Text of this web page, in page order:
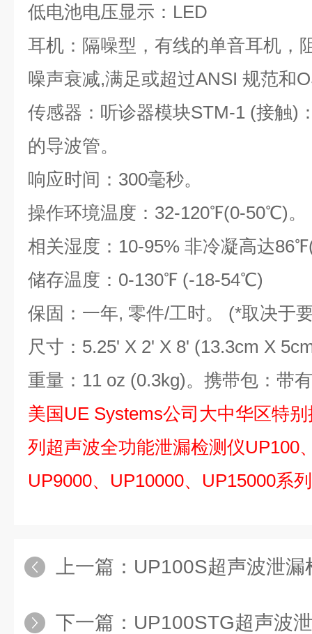
低电池电压显示：LED
耳机：隔噪型，有线的单音耳机，
噪声衰减,满足或超过ANSI 规范和
传感器：听诊器模块STM-1 (接触)
的导波管。
响应时间：300毫秒。
操作环境温度：32-120℉(0-50℃)。
相关湿度：10-95% 非冷凝高达
储存温度：0-130℉ (-18-54℃)
保固：一年, 零件/工时。 (*取决于
尺寸：5.25' X 2' X 8' (13.3cm X
重量：11 oz (0.3kg)。携带包：带
美国UE Systems公司 大中华区特
列超声波全功能泄漏检测 仪UP100
UP9000、 UP10000、 UP15000系
上一篇： UP100S超声波泄漏检
下一篇： UP100STG超声波泄漏检